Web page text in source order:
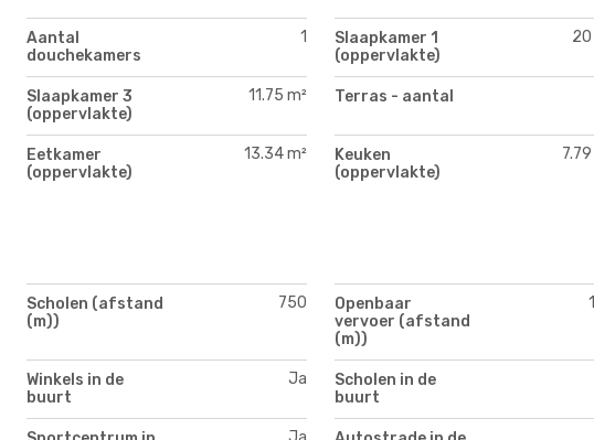
Aantal
douchekamers
1
Slaapkamer 1
(oppervlakte)
20
Slaapkamer 3
(oppervlakte)
11.75 m² Terras - aantal
Eetkamer
(oppervlakte)
13.34 m²
Keuken
(oppervlakte)
Scholen (afstand
(m))
750
Openbaar
vervoer (afstand
(m))
Winkels in de
buurt
Ja
Scholen in de
buurt